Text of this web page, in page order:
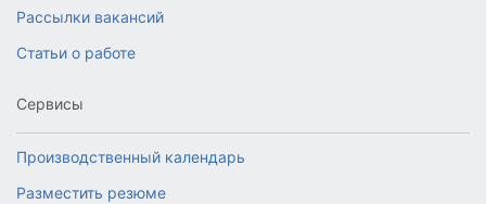
Рассылки вакансий
Статьи о работе
Сервисы
Производственный календарь
Разместить резюме